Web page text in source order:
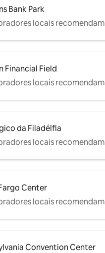
Bank Park
locais recomendam
Financial Field
locais recomendam
da Filadélfia
locais recomendam
Center
locais recomendam
Convention Center